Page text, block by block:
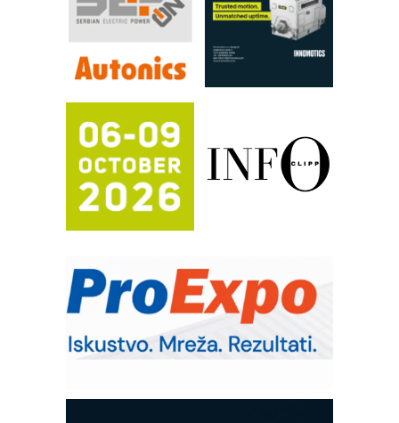
Efikasno upravljanje energijom
Automatizacija pakovanja · Display
(Shelf-Ready) omotnice
Potpuna efikasnost bez složenih
Trajna oznaka kao dugoročna korist
Bezbednost na prvom mestu!
IB BLUMENAUER - više od 40 godina
poverenja u industriji
RMQ-TITAN ADVANCED INDICATOR
– Pametna signalizacija za efikasnije
Sigurnije ispitivanje transformatora u
solarnim elektranama i vetroparkovima
Pranje točkova na gradilištu- standard
modernog i odgovornog građenja
Od porodične kompanije do jednog od